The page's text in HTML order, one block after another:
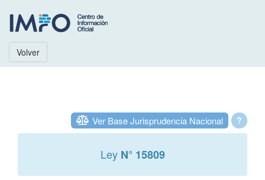
Volver
?
Ver Base Jurisprudencia Nacional
Ley N° 15809